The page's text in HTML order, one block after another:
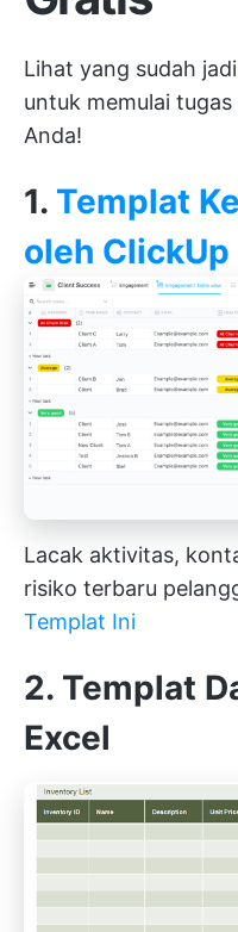
Lihat yang sudah
untuk memulai
Anda!
1. Templat
oleh ClickUp
Lacak aktivitas,
risiko terbaru
Templat Ini
2. Templat
Excel